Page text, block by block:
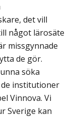
det vill
något lärosäte
missgynnade
de gör.
söka
institutioner
Vinnova. Vi
Sverige kan